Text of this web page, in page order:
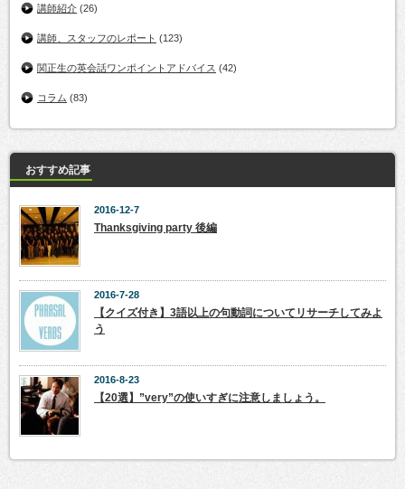
講師紹介 (26)
講師、スタッフのレポート (123)
関正生の英会話ワンポイントアドバイス (42)
コラム (83)
おすすめ記事
2016-12-7
Thanksgiving party 後編
2016-7-28
【クイズ付き】3語以上の句動詞についてリサーチしてみよ
う
2016-8-23
【20選】”very”の使いすぎに注意しましょう。